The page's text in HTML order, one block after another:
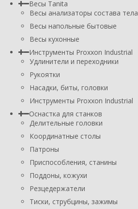
Весы Tanita
Весы анализаторы состава тела
Весы напольные бытовые
Весы кухонные
Инструменты Proxxon Industrial
Удлинители и переходники
Рукоятки
Насадки, биты, головки
Инструменты Proxxon Industrial
Оснастка для станков
Делительные головки
Координатные столы
Патроны
Приспособления, станины
Поддоны, кожухи
Резцедержатели
Тиски, струбцины, зажимы